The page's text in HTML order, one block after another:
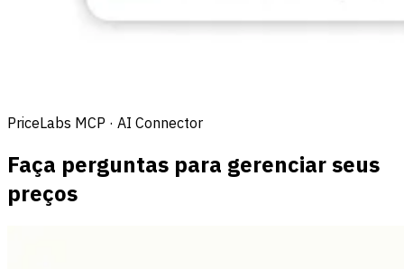
PriceLabs MCP · AI Connector
Faça perguntas para gerenciar seus
preços